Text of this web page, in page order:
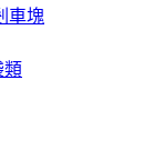
車塊
類